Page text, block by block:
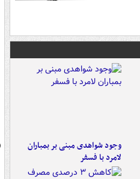
وجود شواهدی مبنی بر بمباران
لامرد با فسفر